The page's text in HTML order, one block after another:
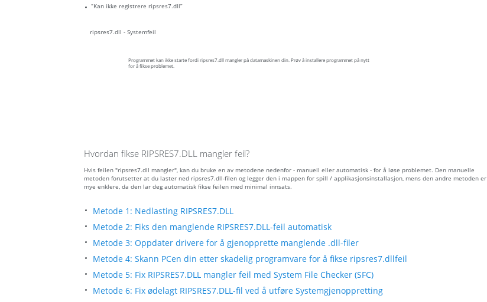
“Kan ikke registrere ripsres7.dll”
ripsres7.dll - Systemfeil
Programmet kan ikke starte fordi ripsres7.dll mangler på datamaskinen din. Prøv å installere programmet på nytt
for å fikse problemet.
Hvordan fikse RIPSRES7.DLL mangler feil?
Hvis feilen "ripsres7.dll mangler", kan du bruke en av metodene nedenfor - manuell eller automatisk - for å løse problemet. Den manuelle
metoden forutsetter at du laster ned ripsres7.dll-filen og legger den i mappen for spill / applikasjonsinstallasjon, mens den andre metoden er
mye enklere, da den lar deg automatisk fikse feilen med minimal innsats.
Metode 1: Nedlasting RIPSRES7.DLL
Metode 2: Fiks den manglende RIPSRES7.DLL-feil automatisk
Metode 3: Oppdater drivere for å gjenopprette manglende .dll-filer
Metode 4: Skann PCen din etter skadelig programvare for å fikse ripsres7.dllfeil
Metode 5: Fix RIPSRES7.DLL mangler feil med System File Checker (SFC)
Metode 6: Fix ødelagt RIPSRES7.DLL-fil ved å utføre Systemgjenoppretting